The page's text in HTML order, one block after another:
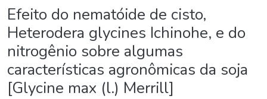
Efeito do nematóide de cisto,
Heterodera glycines Ichinohe, e do
nitrogênio sobre algumas
características agronômicas da soja
[Glycine max (l.) Merrill]